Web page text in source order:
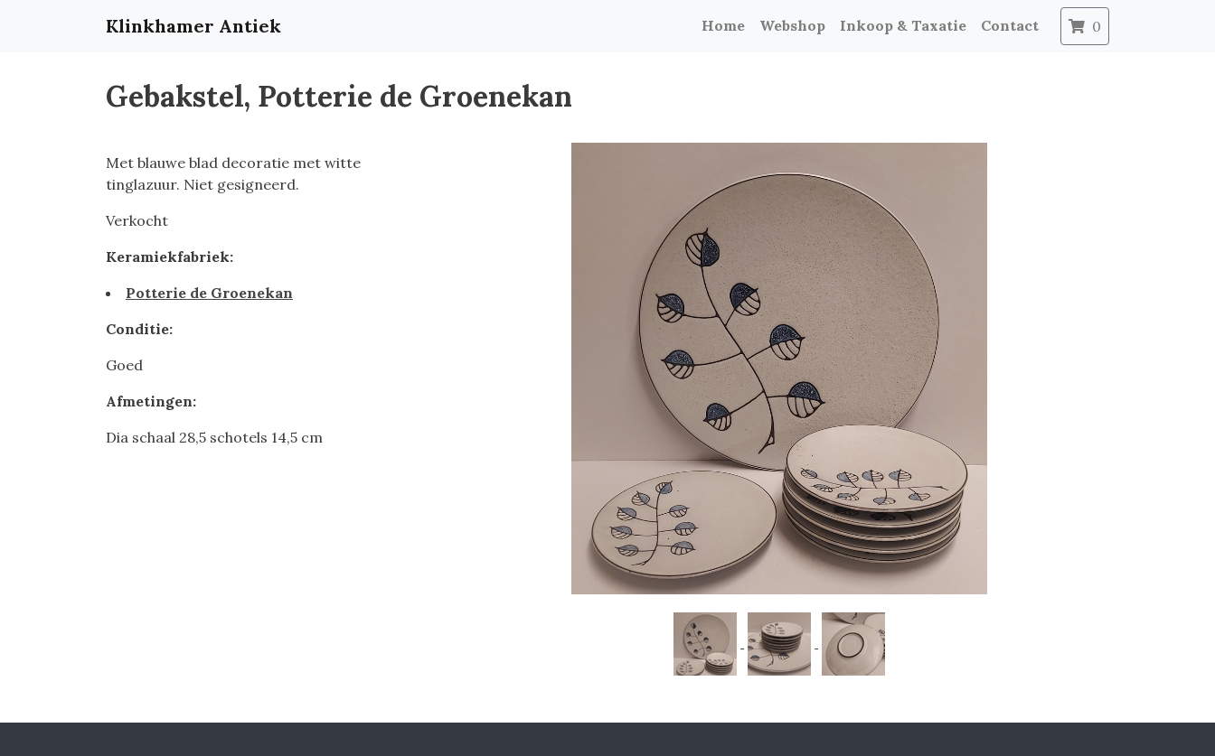
Klinkhamer Antiek Home Webshop Inkoop & Taxatie Contact 0
Gebakstel, Potterie de Groenekan
Met blauwe blad decoratie met witte
tinglazuur. Niet gesigneerd.
Verkocht
Keramiekfabriek:
Potterie de Groenekan
Conditie:
Goed
Afmetingen:
Dia schaal 28,5 schotels 14,5 cm